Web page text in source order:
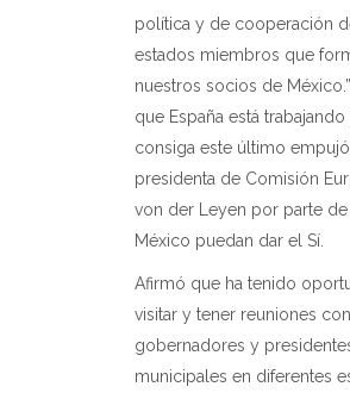
política y de cooperación
estados miembros que
nuestros socios de
que España está
consiga este último
presidenta de Comisión
von der Leyen por parte de
México puedan dar el Sí.
Afirmó que ha tenido
visitar y tener reuniones con
gobernadores y
municipales en diferentes